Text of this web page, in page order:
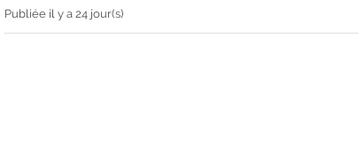
Publiée il y a 24 jour(s)